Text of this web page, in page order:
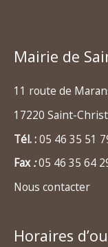
Mairie de
11 route de
17220 Saint-
Tél. :05 46 35 51
Fax:05 46 35 64
Nous contacter
Horaires